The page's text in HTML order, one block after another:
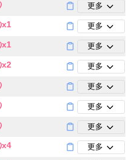
更多
x1 更多
x1 更多
x2 更多
更多
更多
更多
x4 更多